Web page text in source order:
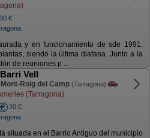
30 €
y en funcionamiento de sde 1991.
siendo la última diafana. Junto a la
de reuniones p ...
Vell
Mont-Roig del Camp (Tarragona)
(Tarragona)
20 €
situada en el Barrio Antiguo del municipio